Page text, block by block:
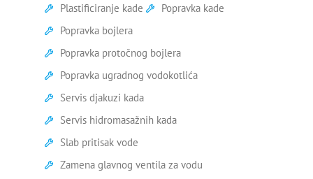
Zamena ventila pod
Zamena virble ventila
Geberit vodokotlić popravka
Zamena stare kade
Plastificiranje kade
Popravka kade
Popravka bojlera
Popravka protočnog bojlera
Popravka ugradnog vodokotlića
Servis djakuzi kada
Servis hidromasažnih kada
Slab pritisak vode
Zamena glavnog ventila za vodu